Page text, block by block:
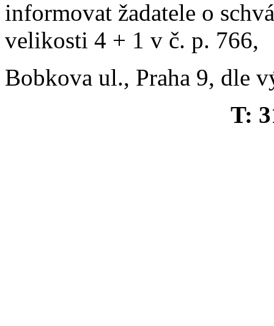
informovat žadatele o
velikosti 4 + 1 v č. p. 766,
Bobkova ul., Praha 9, dle
T: